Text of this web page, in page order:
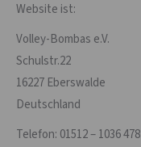
Website ist:
Volley-Bombas e.V.
Schulstr.22
16227 Eberswalde
Deutschland
Telefon: 01512 – 1036 478